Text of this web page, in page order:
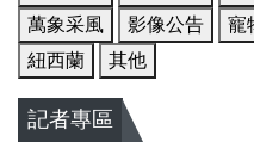
萬象采風
影像公告 寵
紐西蘭
其他
記者專區